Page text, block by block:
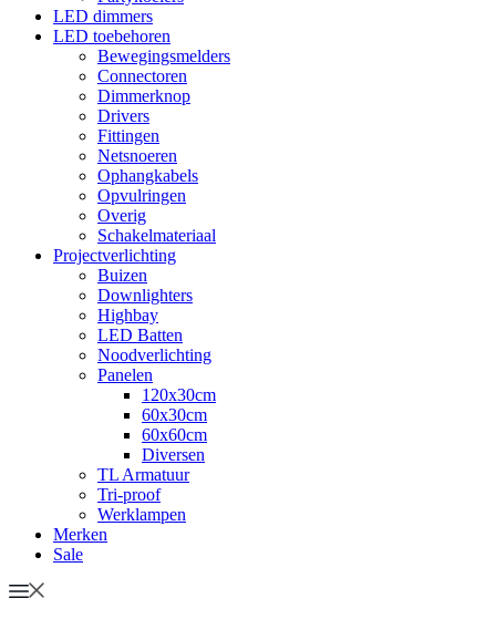
LED dimmers
LED toebehoren
Bewegingsmelders
Connectoren
Dimmerknop
Drivers
Fittingen
Netsnoeren
Ophangkabels
Opvulringen
Overig
Schakelmateriaal
Projectverlichting
Buizen
Downlighters
Highbay
LED Batten
Noodverlichting
Panelen
120x30cm
60x30cm
60x60cm
Diversen
TL Armatuur
Tri-proof
Werklampen
Merken
Sale